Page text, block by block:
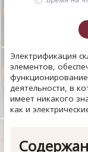
Электрификация
элементов,
деятельности, в
имеет никакого
как и